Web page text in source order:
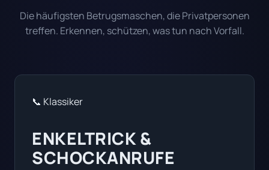
Die häufigsten Betrugsmaschen, die Privatpersonen
treffen. Erkennen, schützen, was tun nach Vorfall.
📞 Klassiker
ENKELTRICK &
SCHOCKANRUFE